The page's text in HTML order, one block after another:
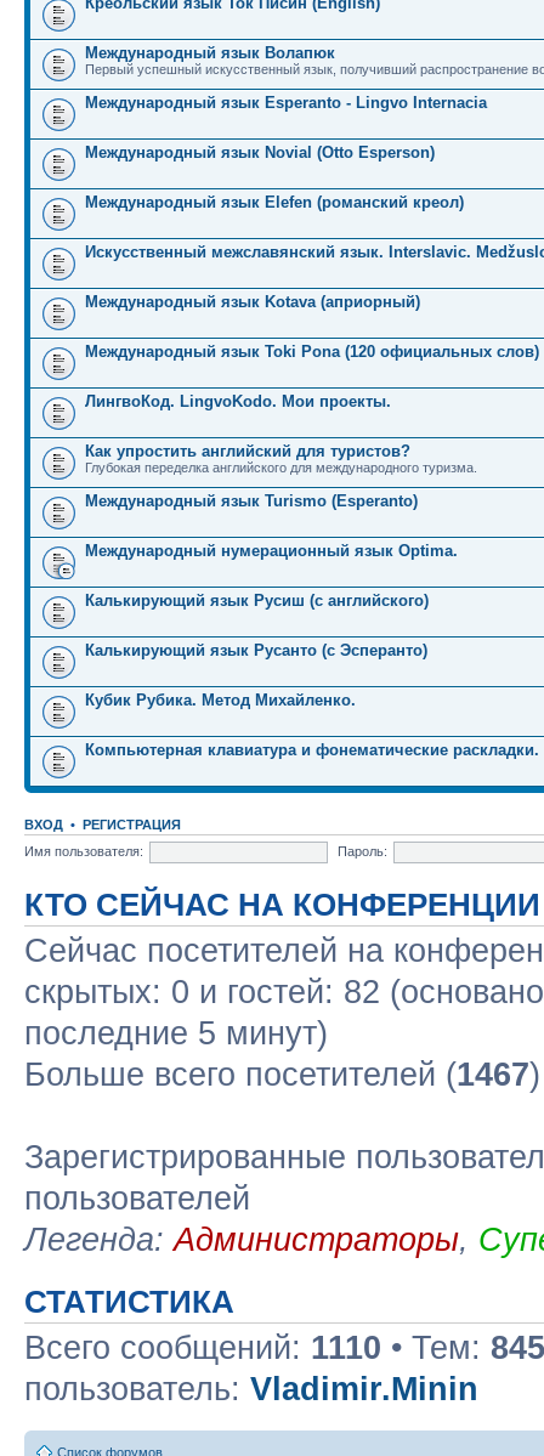
Международный язык Волапюк
Первый успешный искусственный язык, получивший распространение
Международный язык Esperanto - Lingvo Internacia
Международный язык Novial (Otto Esperson)
Международный язык Elefen (романский креол)
Искусственный межславянский язык. Interslavic.
Международный язык Kotava (априорный)
Международный язык Toki Pona (120 официальных слов)
ЛингвоКод. LingvoKodo. Мои проекты.
Как упростить английский для туристов?
Глубокая переделка английского для международного туризма.
Международный язык Turismo (Esperanto)
Международный нумерационный язык Optima.
Калькирующий язык Русиш (с английского)
Калькирующий язык Русанто (с Эсперанто)
Кубик Рубика. Метод Михайленко.
Компьютерная клавиатура и фонематические раскладки.
ВХОД • РЕГИСТРАЦИЯ
Имя пользователя:
Пароль:
КТО СЕЙЧАС НА КОНФЕРЕНЦИИ
Сейчас посетителей на
скрытых: 0 и гостей: 82
последние 5 минут)
Больше всего посетителей (1467
Зарегистрированные
пользователей
Легенда:Администраторы,
СТАТИСТИКА
Всего сообщений: 1110 • Тем: 845
пользователь: Vladimir.Minin
Список форумов